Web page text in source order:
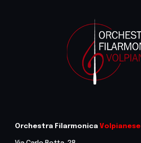
Orchestra FilarmonicaVolpianese